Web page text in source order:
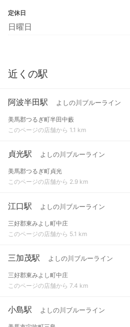
定休日
日曜日
近くの駅
阿波半田駅 よしの川ブルーライン
美馬郡つるぎ町半田中藪
このページの店舗から 1.1 km
貞光駅 よしの川ブルーライン
美馬郡つるぎ町貞光
このページの店舗から 2.9 km
江口駅 よしの川ブルーライン
三好郡東みよし町中庄
このページの店舗から 5.1 km
三加茂駅 よしの川ブルーライン
三好郡東みよし町中庄
このページの店舗から 7.4 km
小島駅 よしの川ブルーライン